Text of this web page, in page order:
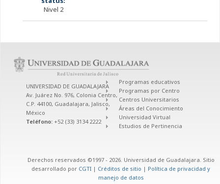
Nivel 2
UNIVERSIDAD DE GUADALAJARA
Av. Juárez No. 976, Colonia Centro,
C.P. 44100, Guadalajara, Jalisco,
México
Teléfono: +52 (33) 3134 2222
Programas educativos
Programas por Centro
Centros Universitarios
Áreas del Conocimiento
Universidad Virtual
Estudios de Pertinencia
Derechos reservados ©1997 - 2026. Universidad de Guadalajara. Sitio
desarrollado por CGTI | Créditos de sitio | Política de privacidad y
manejo de datos